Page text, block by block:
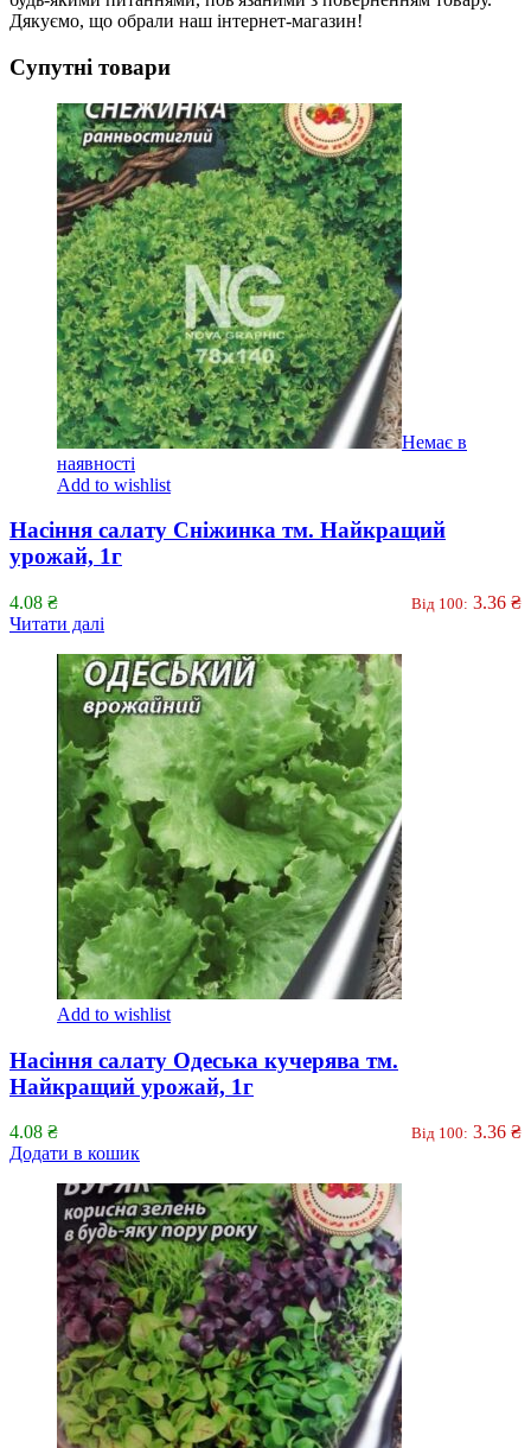
Дякуємо, що обрали наш інтернет-магазин!
Супутні товари
Немає в
наявності
Add to wishlist
Насіння салату Сніжинка тм. Найкращий
урожай, 1г
4.08 ₴ Від 100: 3.36 ₴
Читати далі
Add to wishlist
Насіння салату Одеська кучерява тм.
Найкращий урожай, 1г
4.08 ₴ Від 100: 3.36 ₴
Додати в кошик